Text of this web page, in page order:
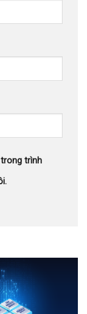
trình